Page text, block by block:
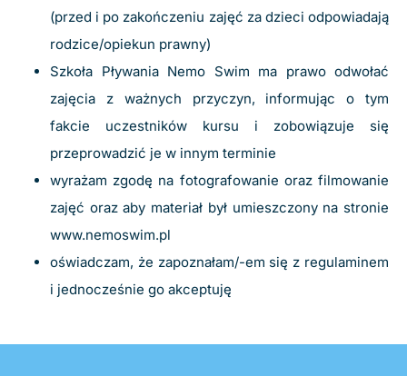
(przed i po zakończeniu zajęć za dzieci odpowiadają
rodzice/opiekun prawny)
Szkoła Pływania Nemo Swim ma prawo odwołać
zajęcia z ważnych przyczyn, informując o tym
fakcie uczestników kursu i zobowiązuje się
przeprowadzić je w innym terminie
wyrażam zgodę na fotografowanie oraz filmowanie
zajęć oraz aby materiał był umieszczony na stronie
www.nemoswim.pl
oświadczam, że zapoznałam/-em się z regulaminem
i jednocześnie go akceptuję